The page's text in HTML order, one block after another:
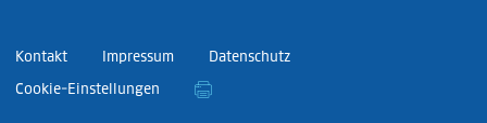
Kontakt Impressum
Datenschutz
Cookie-Einstellungen